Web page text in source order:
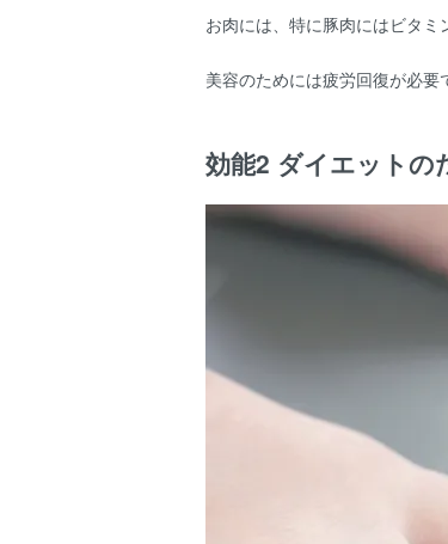
お肉には、特に豚肉にはビタ
美容のためには疲労回復が必要
効能2 ダイエットの